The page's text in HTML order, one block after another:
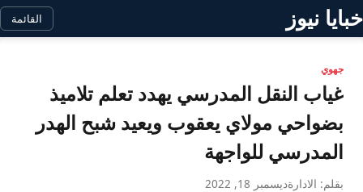
خبايا نيوز القائمة
جهوي
غياب النقل المدرسي يهدد تعلم تلاميذ
بضواحي مولاي يعقوب ويعيد شبح الهدر
المدرسي للواجهة
بقلم: الادارةديسمبر 18, 2022